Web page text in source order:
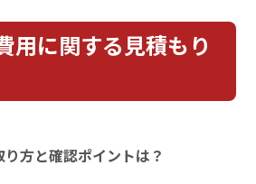
用に関する見積もり
方と確認ポイントは？